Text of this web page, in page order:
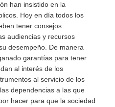
han insistido en la
Hoy en día todos los
tener consejos
audiencias y recursos
desempeño. De manera
garantías para tener
al interés de los
al servicio de los
dependencias a las que
hacer para que la sociedad